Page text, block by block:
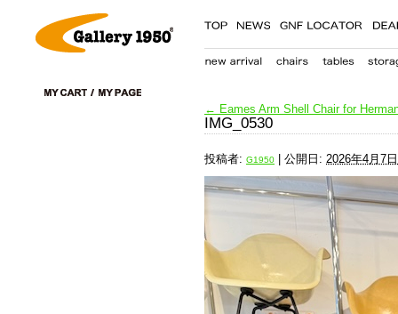
← Eames Arm Shell Chair for
IMG_0530
投稿者: G1950 公開日: 2026年4月7日